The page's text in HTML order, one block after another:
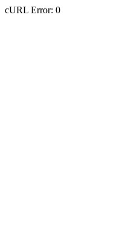
cURL Error: 0